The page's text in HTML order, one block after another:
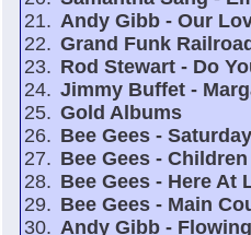
Andy Gibb - Our
Grand Funk
Rod Stewart - Do
Jimmy Buffet -
Gold Albums
Bee Gees -
Bee Gees -
Bee Gees - Here At
Bee Gees - Main
Andy Gibb -